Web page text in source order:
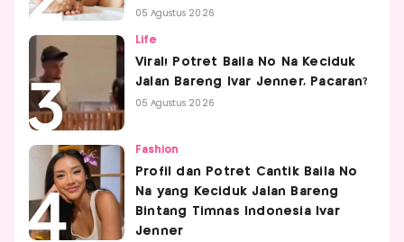
05 Agustus 2026
Life
Viral! Potret Baila No Na Keciduk
Jalan Bareng Ivar Jenner, Pacaran?
05 Agustus 2026
Fashion
Profil dan Potret Cantik Baila No
Na yang Keciduk Jalan Bareng
Bintang Timnas Indonesia Ivar
Jenner